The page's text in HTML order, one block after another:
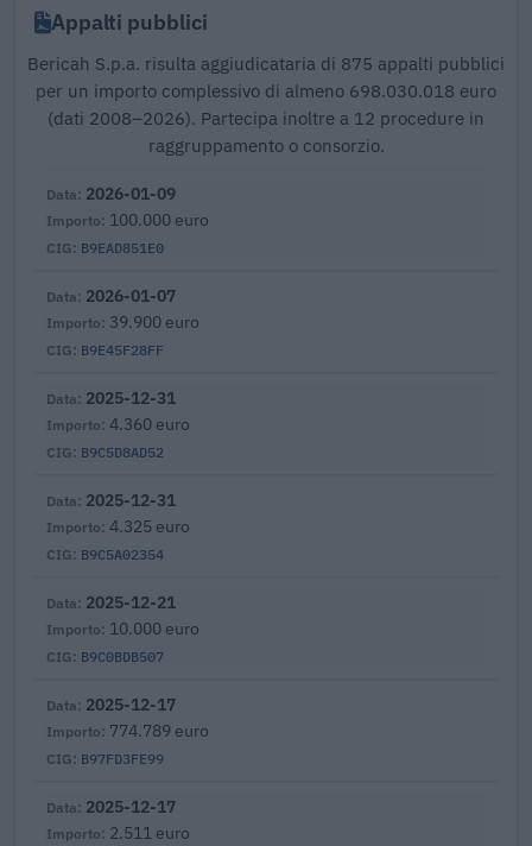
Appalti pubblici
Bericah S.p.a. risulta aggiudicataria di 875 appalti pubblici
per un importo complessivo di almeno 698.030.018 euro
(dati 2008–2026). Partecipa inoltre a 12 procedure in
raggruppamento o consorzio.
B9EAD851E0
2026-01-09
100.000 euro
B9E45F28FF
2026-01-07
39.900 euro
B9C5D8AD52
2025-12-31
4.360 euro
B9C5A02354
2025-12-31
4.325 euro
B9C0BDB507
2025-12-21
10.000 euro
B97FD3FE99
2025-12-17
774.789 euro
2025-12-17
2.511 euro